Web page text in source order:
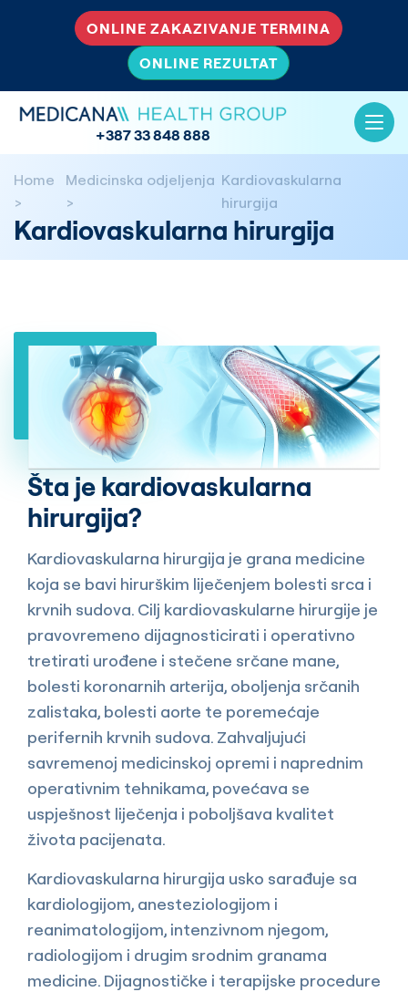
ONLINE ZAKAZIVANJE TERMINA
ONLINE REZULTAT
+387 33 848 888
Home Medicinska odjeljenja Kardiovaskularna
hirurgija
Kardiovaskularna hirurgija
Šta je kardiovaskularna
hirurgija?
Kardiovaskularna hirurgija je grana medicine
koja se bavi hirurškim liječenjem bolesti srca i
krvnih sudova. Cilj kardiovaskularne hirurgije je
pravovremeno dijagnosticirati i operativno
tretirati urođene i stečene srčane mane,
bolesti koronarnih arterija, oboljenja srčanih
zalistaka, bolesti aorte te poremećaje
perifernih krvnih sudova. Zahvaljujući
savremenoj medicinskoj opremi i naprednim
operativnim tehnikama, povećava se
uspješnost liječenja i poboljšava kvalitet
života pacijenata.
Kardiovaskularna hirurgija usko sarađuje sa
kardiologijom, anesteziologijom i
reanimatologijom, intenzivnom njegom,
radiologijom i drugim srodnim granama
medicine. Dijagnostičke i terapijske procedure